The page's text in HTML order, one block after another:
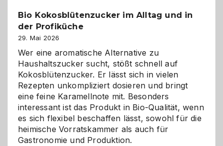
Gefahr
für
Hunde
im
eigenen
Zuhause
Bio Kokosblütenzucker im Alltag und in
der Profiküche
29. Mai 2026
Wer eine aromatische Alternative zu
Haushaltszucker sucht, stößt schnell auf
Kokosblütenzucker. Er lässt sich in vielen
Rezepten unkompliziert dosieren und bringt
eine feine Karamellnote mit. Besonders
interessant ist das Produkt in Bio-Qualität, wenn
es sich flexibel beschaffen lässt, sowohl für die
heimische Vorratskammer als auch für
Gastronomie und Produktion.